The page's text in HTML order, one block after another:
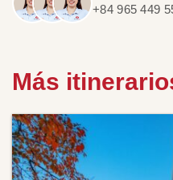
+84 965 449
Más